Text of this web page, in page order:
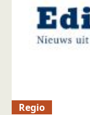
Regio